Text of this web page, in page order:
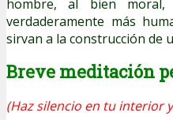
hombre, al bien
verdaderamente más
sirvan a la construcción de
Breve meditación
(Haz silencio en tu interior